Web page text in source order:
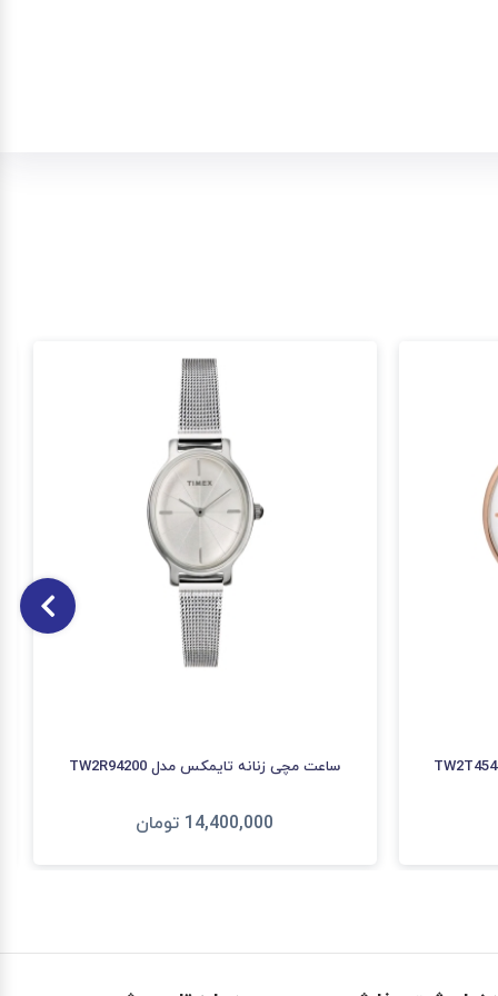
ساعت مچی زنانه تایمکس مدل TW2R94200
14,400,000 تومان